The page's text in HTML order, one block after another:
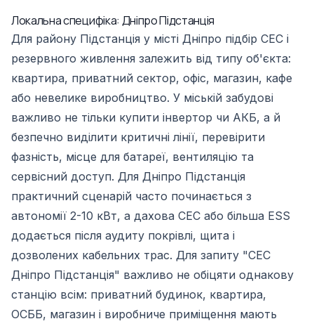
Локальна специфіка: Дніпро Підстанція
Для району Підстанція у місті Дніпро підбір СЕС і
резервного живлення залежить від типу об'єкта:
квартира, приватний сектор, офіс, магазин, кафе
або невелике виробництво. У міській забудові
важливо не тільки купити інвертор чи АКБ, а й
безпечно виділити критичні лінії, перевірити
фазність, місце для батареї, вентиляцію та
сервісний доступ. Для Дніпро Підстанція
практичний сценарій часто починається з
автономії 2-10 кВт, а дахова СЕС або більша ESS
додається після аудиту покрівлі, щита і
дозволених кабельних трас. Для запиту "СЕС
Дніпро Підстанція" важливо не обіцяти однакову
станцію всім: приватний будинок, квартира,
ОСББ, магазин і виробниче приміщення мають